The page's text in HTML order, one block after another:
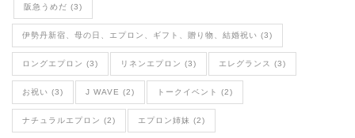
阪急うめだ (3)
伊勢丹新宿、母の日、エプロン、ギフト、贈り物、結婚祝い (3)
ロングエプロン (3) リネンエプロン (3) エレグランス (3)
お祝い (3) J WAVE (2) トークイベント (2)
ナチュラルエプロン (2) エプロン姉妹 (2)